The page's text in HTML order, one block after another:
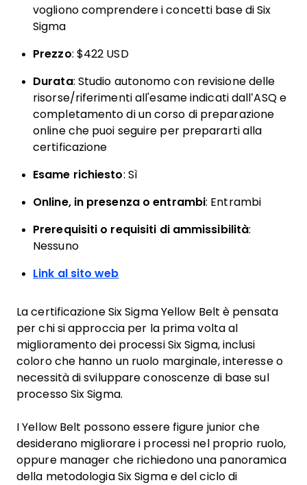
vogliono comprendere i concetti base di Six
Sigma
Prezzo: $422 USD
Durata: Studio autonomo con revisione delle
risorse/riferimenti all'esame indicati dall’ASQ e
completamento di un corso di preparazione
online che puoi seguire per prepararti alla
certificazione
Esame richiesto: Sì
Online, in presenza o entrambi: Entrambi
Prerequisiti o requisiti di ammissibilità:
Nessuno
Link al sito web
La certificazione Six Sigma Yellow Belt è pensata
per chi si approccia per la prima volta al
miglioramento dei processi Six Sigma, inclusi
coloro che hanno un ruolo marginale, interesse o
necessità di sviluppare conoscenze di base sul
processo Six Sigma.
I Yellow Belt possono essere figure junior che
desiderano migliorare i processi nel proprio ruolo,
oppure manager che richiedono una panoramica
della metodologia Six Sigma e del ciclo di